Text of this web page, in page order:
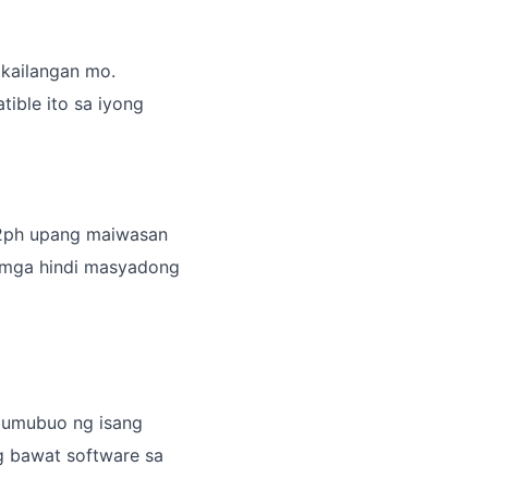
mo.
ito sa iyong
upang maiwasan
hindi masyadong
ng isang
bawat software sa